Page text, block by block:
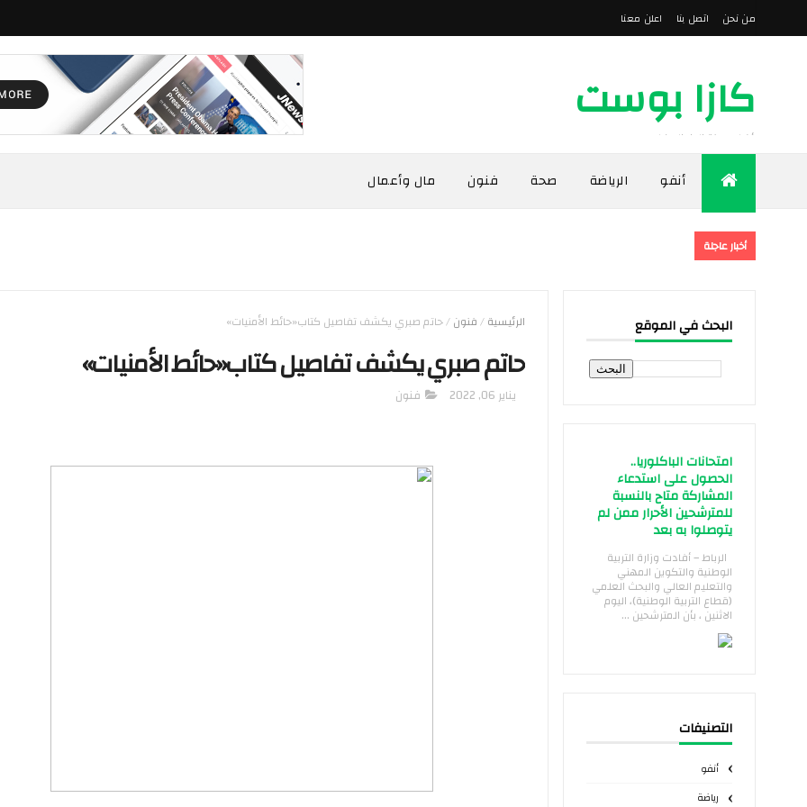
من نحن اتصل بنا اعلن معنا
كازا بوست
أخبار مدينة الدار البيضاء
أنفو الرياضة صحة فنون مال وأعمال
أخبار عاجلة
البحث في الموقع
امتحانات الباكلوريا..
الحصول على استدعاء
المشاركة متاح بالنسبة
للمترشحين الأحرار ممن لم
يتوصلوا به بعد
الرباط – أفادت وزارة التربية
الوطنية والتكوين المهني
والتعليم العالي والبحث العلمي
(قطاع التربية الوطنية)، اليوم
الاثنين ، بأن المترشحين ...
التصنيفات
أنفو
رياضة
الرئيسية/فنون/حاتم صبري يكشف تفاصيل كتاب«حائط الأمنيات»
حاتم صبري يكشف تفاصيل كتاب«حائط الأمنيات»
يناير 06, 2022 فنون